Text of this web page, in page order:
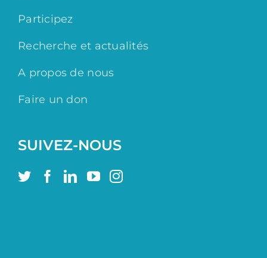
Participez
Recherche et actualités
A propos de nous
Faire un don
SUIVEZ-NOUS